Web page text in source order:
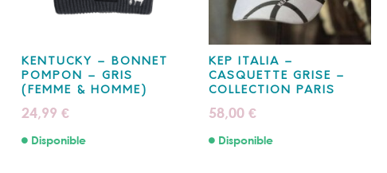
KENTUCKY – BONNET
POMPON – GRIS
(FEMME & HOMME)
24,99 €
Disponible
KEP ITALIA –
CASQUETTE GRISE –
COLLECTION PARIS
58,00 €
Disponible